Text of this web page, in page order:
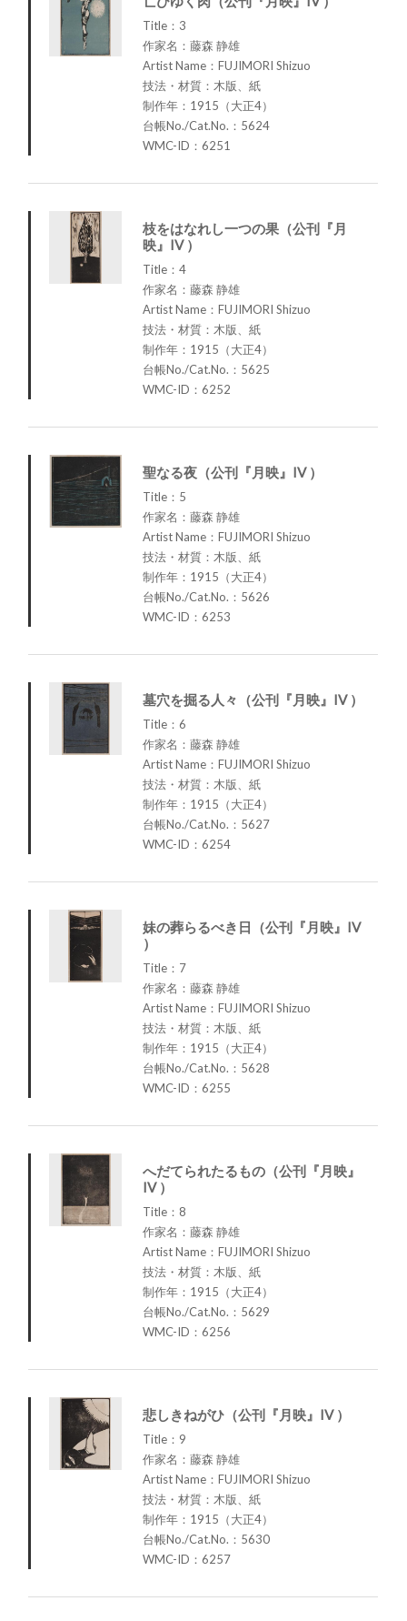
Title：3
作家名：藤森 静雄
Artist Name：FUJIMORI Shizuo
技法・材質：木版、紙
制作年：1915（大正4）
台帳No./Cat.No.：5624
WMC-ID：6251
枝をはなれし一つの果（公刊『月
映』IV ）
Title：4
作家名：藤森 静雄
Artist Name：FUJIMORI Shizuo
技法・材質：木版、紙
制作年：1915（大正4）
台帳No./Cat.No.：5625
WMC-ID：6252
聖なる夜（公刊『月映』IV ）
Title：5
作家名：藤森 静雄
Artist Name：FUJIMORI Shizuo
技法・材質：木版、紙
制作年：1915（大正4）
台帳No./Cat.No.：5626
WMC-ID：6253
墓穴を掘る人々（公刊『月映』IV ）
Title：6
作家名：藤森 静雄
Artist Name：FUJIMORI Shizuo
技法・材質：木版、紙
制作年：1915（大正4）
台帳No./Cat.No.：5627
WMC-ID：6254
妹の葬らるべき日（公刊『月映』IV
）
Title：7
作家名：藤森 静雄
Artist Name：FUJIMORI Shizuo
技法・材質：木版、紙
制作年：1915（大正4）
台帳No./Cat.No.：5628
WMC-ID：6255
へだてられたるもの（公刊『月映』
IV ）
Title：8
作家名：藤森 静雄
Artist Name：FUJIMORI Shizuo
技法・材質：木版、紙
制作年：1915（大正4）
台帳No./Cat.No.：5629
WMC-ID：6256
悲しきねがひ（公刊『月映』IV ）
Title：9
作家名：藤森 静雄
Artist Name：FUJIMORI Shizuo
技法・材質：木版、紙
制作年：1915（大正4）
台帳No./Cat.No.：5630
WMC-ID：6257